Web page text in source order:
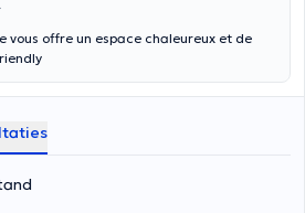
vous offre un espace chaleureux et de
friendly